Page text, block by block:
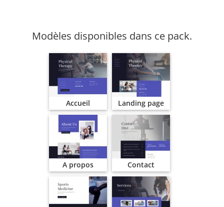
Modèles disponibles dans ce pack.
Accueil Landing page
A propos Contact